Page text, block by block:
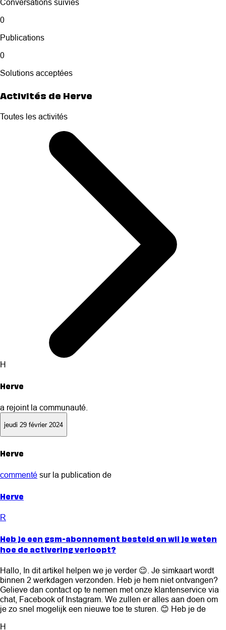
Conversations suivies
0
Publications
0
Solutions acceptées
Activités de Herve
Toutes les activités
H
Herve
a rejoint la communauté.
jeudi 29 février 2024
Herve
commenté sur la publication de
Herve
R
Heb je een gsm-abonnement besteld en wil je weten
hoe de activering verloopt?
Hallo, In dit artikel helpen we je verder 😉. Je simkaart wordt
binnen 2 werkdagen verzonden. Heb je hem niet ontvangen?
Gelieve dan contact op te nemen met onze klantenservice via
chat, Facebook of Instagram. We zullen er alles aan doen om
je zo snel mogelijk een nieuwe toe te sturen. 😊 Heb je de
H